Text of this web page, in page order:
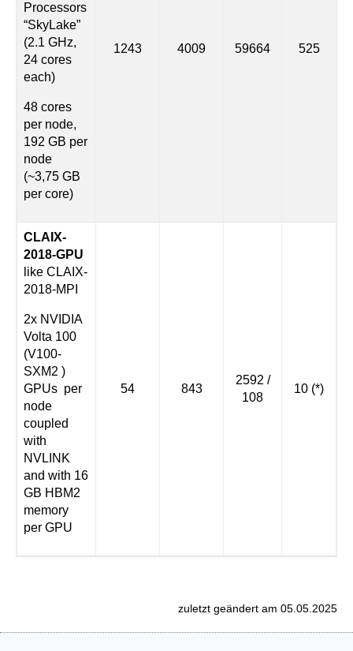
Processors
“SkyLake”
(2.1 GHz,
24 cores
each)
48 cores
per node,
192 GB per
node
(~3,75 GB
per core)
1243 4009 59664 525
CLAIX-
2018-GPU
like CLAIX-
2018-MPI
2x NVIDIA
Volta 100
(V100-
SXM2 )
GPUs per
node
coupled
with
NVLINK
and with 16
GB HBM2
memory
per GPU
54 843
2592 /
108
10 (*)
zuletzt geändert am 05.05.2025